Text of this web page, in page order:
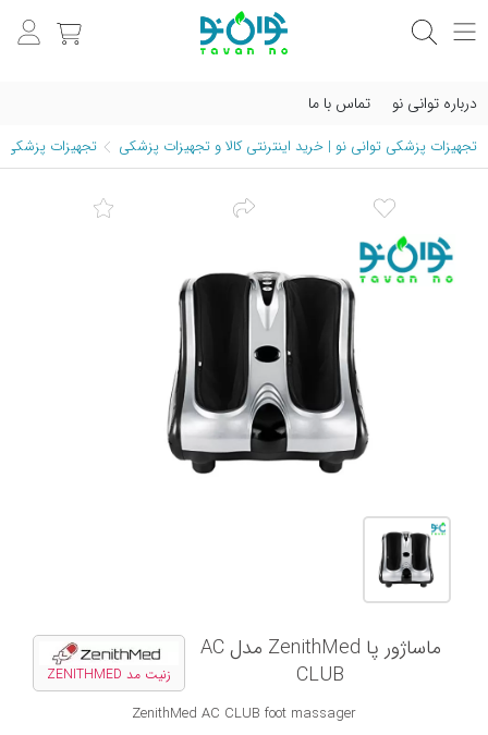
درباره توانی نو تماس با ما
تجهیزات پزشکی توانی نو | خرید اینترنتی کالا و تجهیزات پزشکی تجهیزات پزشکی
زنیت مد ZENITHMED
ماساژور پا ZenithMed مدل AC
CLUB
ZenithMed AC CLUB foot massager